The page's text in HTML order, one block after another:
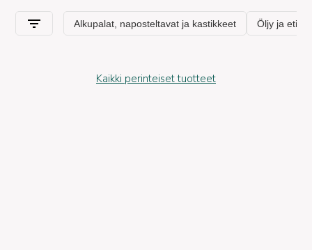
Kaikki perinteiset tuotteet